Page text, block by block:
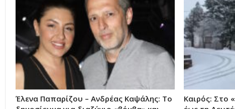
Έλενα Παπαρίζου – Ανδρέας Καψάλης: Το
Καιρός: Στο